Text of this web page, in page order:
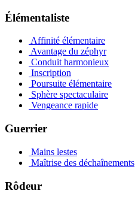
Élémentaliste
Affinité élémentaire
Avantage du zéphyr
Conduit harmonieux
Inscription
Poursuite élémentaire
Sphère spectaculaire
Vengeance rapide
Guerrier
Mains lestes
Maîtrise des déchaînements
Rôdeur